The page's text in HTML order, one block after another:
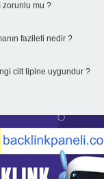
zorunlu mu ?
fazileti nedir ?
cilt tipine uygundur ?